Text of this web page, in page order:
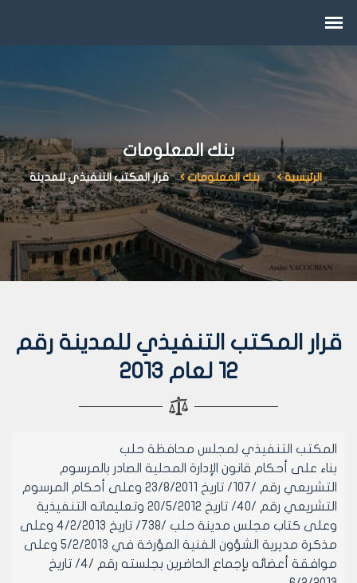
بنك المعلومات
الرئيسية بنك المعلومات قرار المكتب التنفيذي للمدينة
قرار المكتب التنفيذي للمدينة رقم
12 لعام 2013
المكتب التنفيذي لمجلس محافظة حلب
بناء على أحكام قانون الإدارة المحلية الصادر بالمرسوم
التشريعي رقم /107/ تاريخ 23/8/2011 وعلى أحكام المرسوم
التشريعي رقم /40/ تاريخ 20/5/2012 وتعليماته التنفيذية
وعلى كتاب مجلس مدينة حلب /738/ تاريخ 4/2/2013 وعلى
مذكرة مديرية الشؤون الفنية المؤرخة في 5/2/2013 وعلى
موافقة أعضائه بإجماع الحاضرين بجلسته رقم /4/ تاريخ